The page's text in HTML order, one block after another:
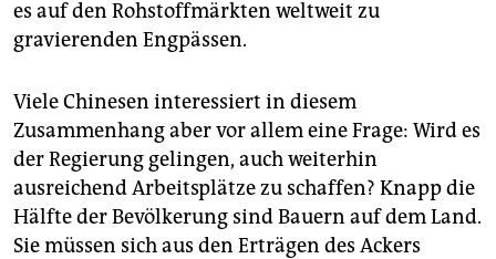
es auf den Rohstoffmärkten weltweit zu
gravierenden Engpässen.
Viele Chinesen interessiert in diesem
Zusammenhang aber vor allem eine Frage: Wird es
der Regierung gelingen, auch weiterhin
ausreichend Arbeitsplätze zu schaffen? Knapp die
Hälfte der Bevölkerung sind Bauern auf dem Land.
Sie müssen sich aus den Erträgen des Ackers